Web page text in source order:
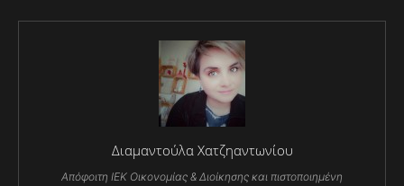
Διαμαντούλα Χατζηαντωνίου
Απόφοιτη ΙΕΚ Οικονομίας & Διοίκησης και πιστοποιημένη